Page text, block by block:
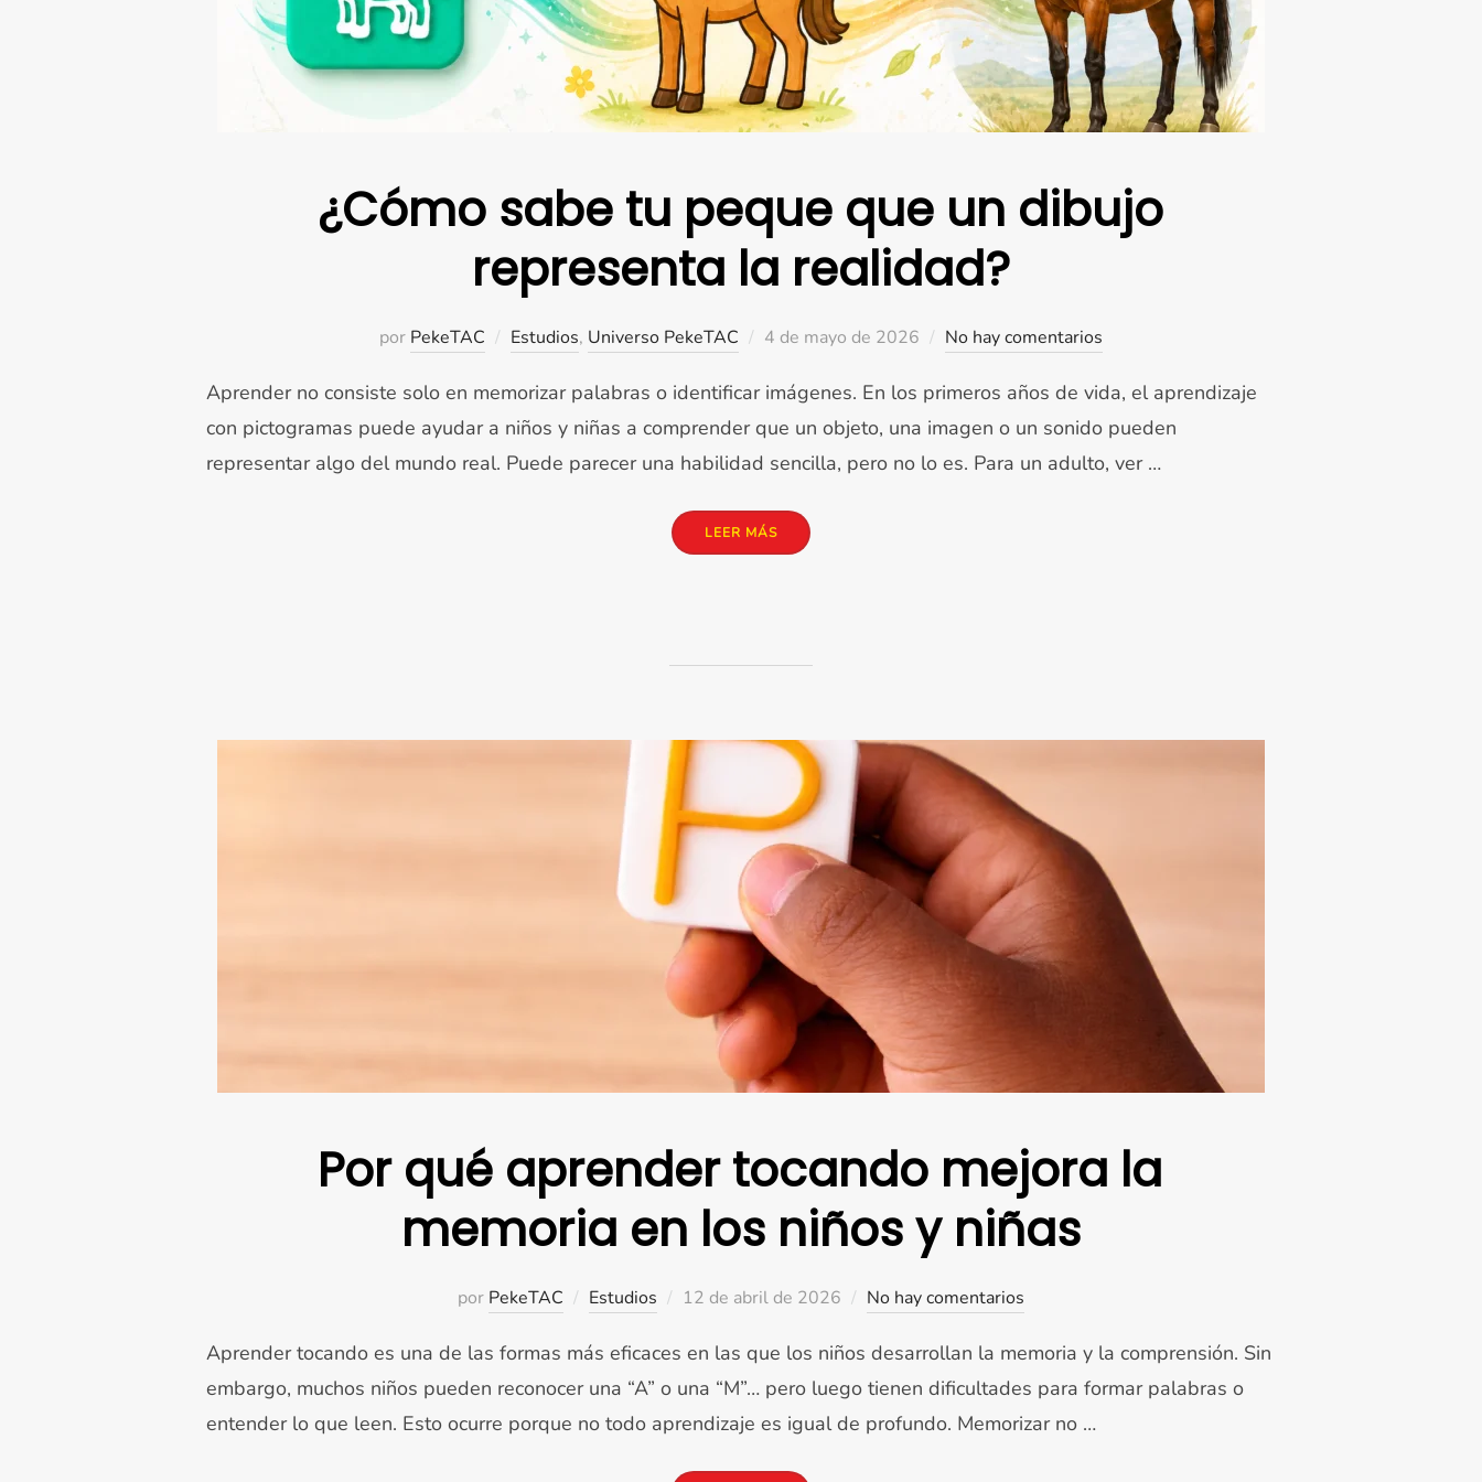
¿Cómo sabe tu peque que un dibujo
representa la realidad?
por PekeTAC Estudios, Universo PekeTAC
Publicado
4 de mayo de 2026 No hay comentarios
Aprender no consiste solo en memorizar palabras o identificar imágenes. En los primeros años de vida, el aprendizaje
con pictogramas puede ayudar a niños y niñas a comprender que un objeto, una imagen o un sonido pueden
representar algo del mundo real. Puede parecer una habilidad sencilla, pero no lo es. Para un adulto, ver …
LEER MÁS«¿CÓMO SABE TU PEQUE QUE UN DIBUJO REPRESENTA LA REALIDAD?»
Por qué aprender tocando mejora la
memoria en los niños y niñas
por PekeTAC Estudios
Publicado
12 de abril de 2026 No hay comentarios
Aprender tocando es una de las formas más eficaces en las que los niños desarrollan la memoria y la comprensión. Sin
embargo, muchos niños pueden reconocer una “A” o una “M”… pero luego tienen dificultades para formar palabras o
entender lo que leen. Esto ocurre porque no todo aprendizaje es igual de profundo. Memorizar no …